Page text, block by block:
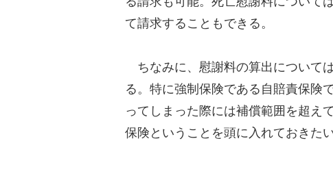
て請求することもできる。
ちなみに、慰謝料の算出について
る。特に強制保険である自賠責保険
ってしまった際には補償範囲を超え
保険ということを頭に入れておきたい